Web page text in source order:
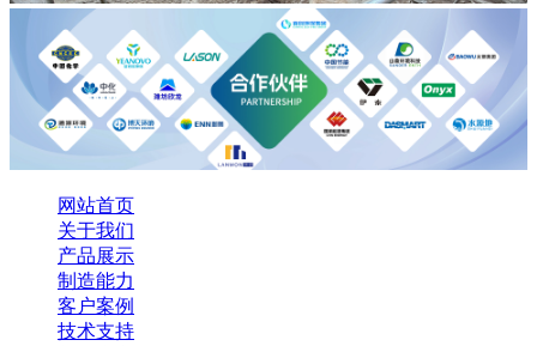
网站首页
关于我们
产品展示
制造能力
客户案例
技术支持